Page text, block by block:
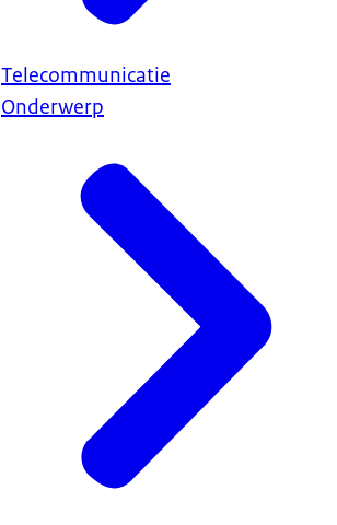
Telecommunicatie
Onderwerp